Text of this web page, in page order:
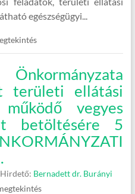
egészségügyi...
területi ellátási
működő vegyes
betöltésére 5
Hirdető: Bernadett dr. Burányi